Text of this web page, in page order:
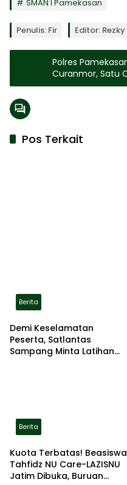
SMAN I Pamekasan
Penulis: Fir Editor: Rezky
Polres
Curanmor, Satu
Panas
Pos Terkait
Berita
Demi Keselamatan
Peserta, Satlantas
Sampang Minta Latihan
Berita
Kuota Terbatas! Beasiswa
Tahfidz NU Care-LAZISNU
Jatim Dibuka, Buruan